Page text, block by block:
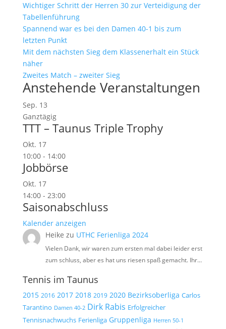
Wichtiger Schritt der Herren 30 zur Verteidigung der
Tabellenführung
Spannend war es bei den Damen 40-1 bis zum
letzten Punkt
Mit dem nächsten Sieg dem Klassenerhalt ein Stück
näher
Zweites Match – zweiter Sieg
Anstehende Veranstaltungen
Sep. 13
Ganztägig
TTT – Taunus Triple Trophy
Okt. 17
10:00- 14:00
Jobbörse
Okt. 17
14:00- 23:00
Saisonabschluss
Kalender anzeigen
Heike zu UTHC Ferienliga 2024
Vielen Dank, wir waren zum ersten mal dabei leider erst
zum schluss, aber es hat uns riesen spaß gemacht. Ihr…
Tennis im Taunus
2015 2016 2017 2018 2019 2020 Bezirksoberliga Carlos
Tarantino Damen 40-2 Dirk Rabis Erfolgreicher
Tennisnachwuchs Ferienliga Gruppenliga Herren 50-1